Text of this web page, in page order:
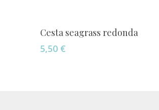
Añadir Al Carrito
Cesta seagrass redonda
5,50 €